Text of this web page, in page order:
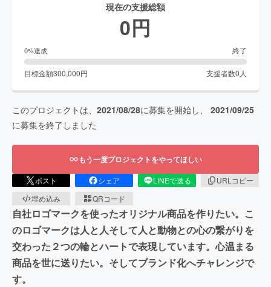
現在の支援総額
0円
0%達成 終了
目標金額300,000円 支援者数0人
このプロジェクトは、 2021/08/28に募集を開始し、 2021/09/25
に募集を終了しました
もう一度プロジェクトをやってほしい
ポスト シェア LINEで送る
URLコピー
埋め込み
QRコード
自社ロゴマークを使ったオリジナル商品を作りたい。こ
のロゴマークは人と人そして人と動物との心の繋がりを
交わった２つの輪とハートで表現しています。心温まる
商品を世に送りたい。そしてブランド化へチャレンジで
す。